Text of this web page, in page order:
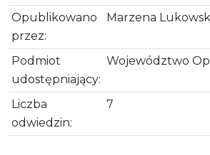
Opublikowano
przez:
Marzena
Podmiot
udostępniający:
Województwo
Liczba
odwiedzin:
7